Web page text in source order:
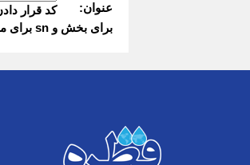
عنوان:
برای بخش و sn برای منبع استفاده کنید.